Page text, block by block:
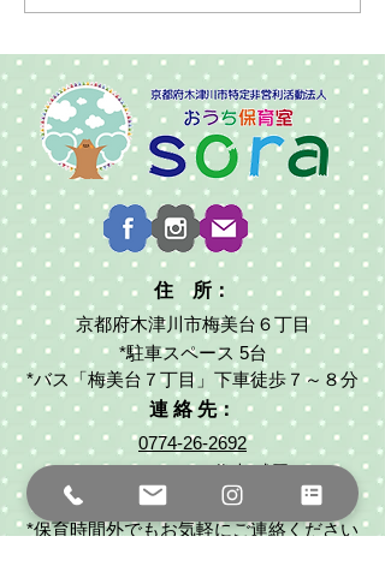
住 所：
京都府木津川市梅美台６丁目
*駐車スペース 5台
*バス「梅美台７丁目」下車徒歩７～８分
連 絡 先：
0774-26-2692
080-1465-4720（代表:武田）
ouchihoiku2017sora@gmail.com
*保育時間外でもお気軽にご連絡ください